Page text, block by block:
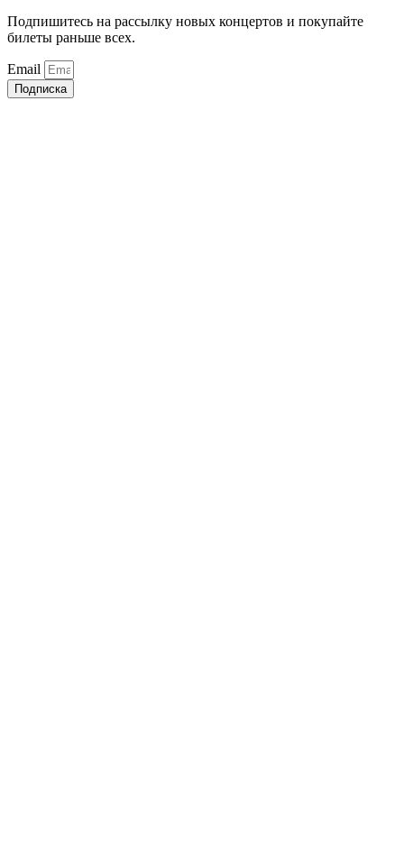
Подпишитесь на рассылку новых концертов и покупайте
билеты раньше всех.
Email
Подписка